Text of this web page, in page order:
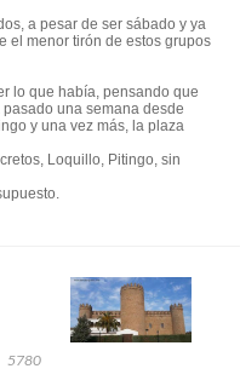
a pesar de ser sábado y ya
el menor tirón de estos grupos
lo que había, pensando que
una semana desde
y una vez más, la plaza
Loquillo, Pitingo, sin
5780